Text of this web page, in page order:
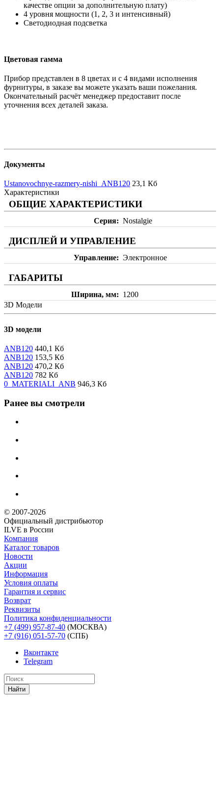
качестве опции за дополнительную плату)
4 уровня мощности (1, 2, 3 и интенсивный)
Светодиодная подсветка
Цветовая гамма
Прибор представлен в 8 цветах и с 4 видами исполнения
фурнитуры, в заказе вы можете указать ваши пожелания.
Окончательный расчёт менеджер предоставит после
уточнения всех деталей заказа.
Документы
Ustanovochnye-razmery-nishi_ANB120 23,1 Кб
Характеристики
ОБЩИЕ ХАРАКТЕРИСТИКИ
Серия Nostalgie
ДИСПЛЕЙ И УПРАВЛЕНИЕ
Управление Электронное
ГАБАРИТЫ
Ширина, мм
1200
3D Модели
3D модели
ANB120 440,1 Кб
ANB120 153,5 Кб
ANB120 470,2 Кб
ANB120 782 Кб
0_MATERIALI_ANB 946,3 Кб
Ранее вы смотрели
© 2007-2026
Официальный дистрибьютoр
ILVE в России
Компания
Каталог товаров
Новости
Акции
Информация
Условия оплаты
Гарантия и сервис
Возврат
Реквизиты
Политика конфиденциальности
+7 (499) 957-87-40 (МОСКВА)
+7 (916) 051-57-70 (СПБ)
Вконтакте
Telegram
Найти